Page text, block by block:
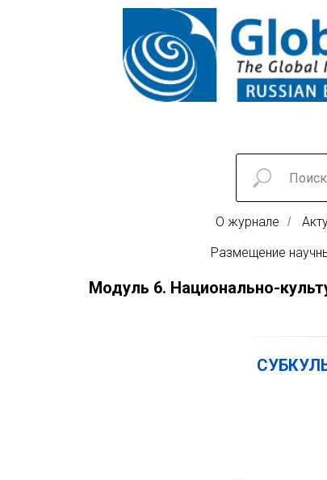
О журнале /
Размещение
Модуль 6. Национально-